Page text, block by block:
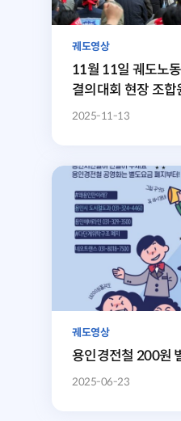
궤도영상
11월 11일 궤도노
결의대회 현장 조합
2025-11-13
궤도영상
용인경전철 200원
2025-06-23